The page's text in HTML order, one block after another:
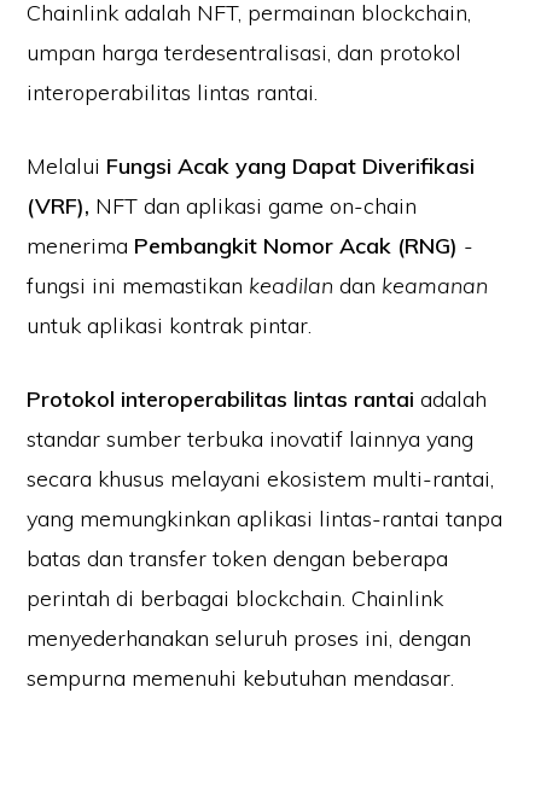
Chainlink adalah NFT, permainan blockchain,
umpan harga terdesentralisasi, dan protokol
interoperabilitas lintas rantai.
Melalui Fungsi Acak yang Dapat Diverifikasi
(VRF), NFT dan aplikasi game on-chain
menerima Pembangkit Nomor Acak (RNG) -
fungsi ini memastikan keadilan dan keamanan
untuk aplikasi kontrak pintar.
Protokol interoperabilitas lintas rantai adalah
standar sumber terbuka inovatif lainnya yang
secara khusus melayani ekosistem multi-rantai,
yang memungkinkan aplikasi lintas-rantai tanpa
batas dan transfer token dengan beberapa
perintah di berbagai blockchain. Chainlink
menyederhanakan seluruh proses ini, dengan
sempurna memenuhi kebutuhan mendasar.